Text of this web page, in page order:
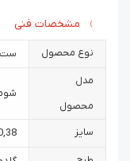
مشخصات فنی
نوع محصول ست
مدل
محصول
سایز 38
,